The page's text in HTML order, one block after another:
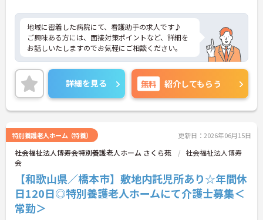
地域に密着した病院にて、看護助手の求人です♪
ご興味ある方には、面接対策ポイントなど、詳細を
お話しいたしますのでお気軽にご相談ください。
詳細を見る 無料 紹介してもらう
特別養護老人ホーム（特養） 更新日：2026年06月15日
社会福祉法人博寿会特別養護老人ホーム さくら苑
社会福祉法人博寿
会
【和歌山県／橋本市】敷地内託児所あり☆年間休
日120日◎特別養護老人ホームにて介護士募集＜
常勤＞